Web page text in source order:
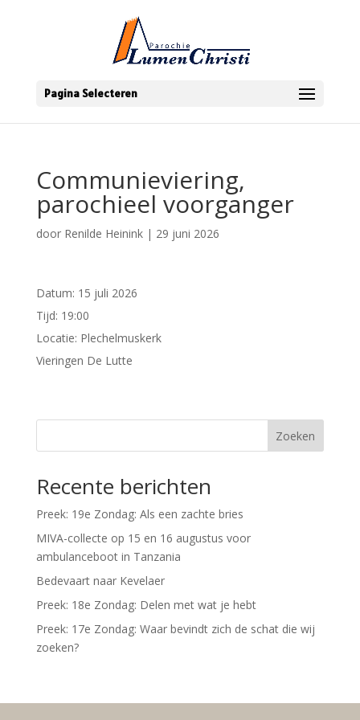
Pagina Selecteren
Communieviering,
parochieel voorganger
door Renilde Heinink| 29 juni 2026
Datum: 15 juli 2026
Tijd: 19:00
Locatie: Plechelmuskerk
Vieringen De Lutte
Zoeken
Recente berichten
Preek: 19e Zondag: Als een zachte bries
MIVA-collecte op 15 en 16 augustus voor
ambulanceboot in Tanzania
Bedevaart naar Kevelaer
Preek: 18e Zondag: Delen met wat je hebt
Preek: 17e Zondag: Waar bevindt zich de schat die wij
zoeken?